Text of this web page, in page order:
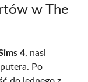
w The
4, nasi
Po